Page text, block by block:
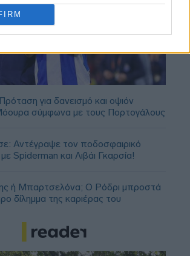
για δανεισμό και οψιόν
σύμφωνα με τους Πορτογάλους
Αντέγραψε τον ποδοσφαιρικό
Spiderman και Λιβάι Γκαρσία!
ή Μπαρτσελόνα; Ο Ρόδρι μπροστά
δίλημμα της καριέρας του